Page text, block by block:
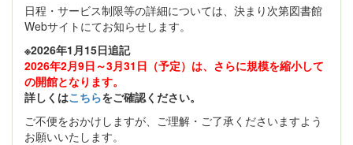
日程・サービス制限等の詳細については、決まり次第図書館
Webサイトにてお知らせします。
※2026年1月15日追記
2026年2月9日～3月31日（予定）は、さらに規模を縮小して
の開館となります。
詳しくはこちらをご確認ください。
ご不便をおかけしますが、ご理解・ご了承くださいますよう
お願いいたします。